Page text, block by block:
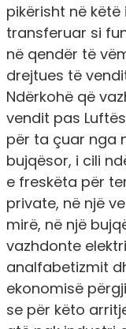
pikërisht në
transferuar si
në qendër të
drejtues të
Ndërkohë që
vendit pas
për ta çuar nga
bujqësor, i cili
e freskëta për
private, në një
mirë, në një
vazhdonte
analfabetizmit
ekonomisë
se për këto